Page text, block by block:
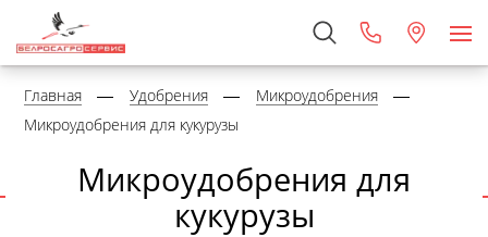
Главная Удобрения
Микроудобрения
Микроудобрения для кукурузы
Микроудобрения для
кукурузы